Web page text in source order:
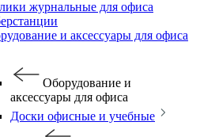
журнальные для офиса
и аксессуары для офиса
Оборудование и
аксессуары для офиса
Доски офисные и учебные